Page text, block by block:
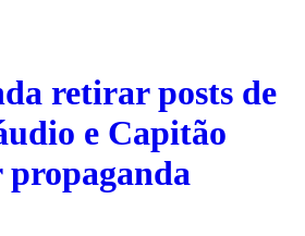
retirar posts de
e Capitão